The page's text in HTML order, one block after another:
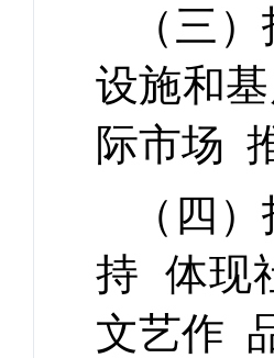
（三
设施和
际市场
（四
持 体现
文艺作